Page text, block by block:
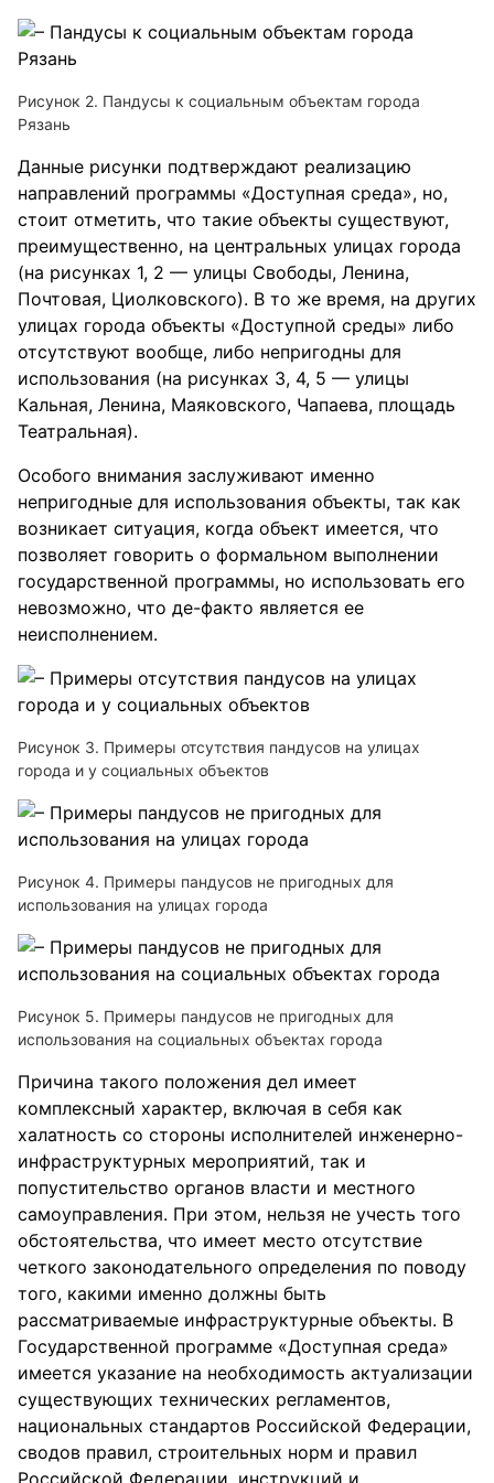
Рисунок 2. Пандусы к социальным объектам города
Рязань
Данные рисунки подтверждают реализацию
направлений программы «Доступная среда», но,
стоит отметить, что такие объекты существуют,
преимущественно, на центральных улицах города
(на рисунках 1, 2 — улицы Свободы, Ленина,
Почтовая, Циолковского). В то же время, на других
улицах города объекты «Доступной среды» либо
отсутствуют вообще, либо непригодны для
использования (на рисунках 3, 4, 5 — улицы
Кальная, Ленина, Маяковского, Чапаева, площадь
Театральная).
Особого внимания заслуживают именно
непригодные для использования объекты, так как
возникает ситуация, когда объект имеется, что
позволяет говорить о формальном выполнении
государственной программы, но использовать его
невозможно, что де-факто является ее
неисполнением.
Рисунок 3. Примеры отсутствия пандусов на улицах
города и у социальных объектов
Рисунок 4. Примеры пандусов не пригодных для
использования на улицах города
Рисунок 5. Примеры пандусов не пригодных для
использования на социальных объектах города
Причина такого положения дел имеет
комплексный характер, включая в себя как
халатность со стороны исполнителей инженерно-
инфраструктурных мероприятий, так и
попустительство органов власти и местного
самоуправления. При этом, нельзя не учесть того
обстоятельства, что имеет место отсутствие
четкого законодательного определения по поводу
того, какими именно должны быть
рассматриваемые инфраструктурные объекты. В
Государственной программе «Доступная среда»
имеется указание на необходимость актуализации
существующих технических регламентов,
национальных стандартов Российской Федерации,
сводов правил, строительных норм и правил
Российской Федерации, инструкций и